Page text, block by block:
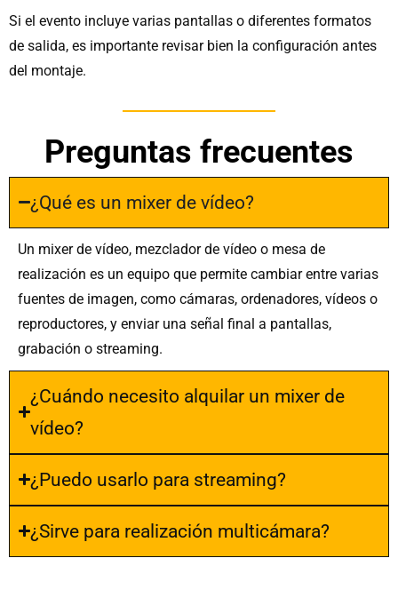
Si el evento incluye varias pantallas o diferentes formatos
de salida, es importante revisar bien la configuración antes
del montaje.
Preguntas frecuentes
¿Qué es un mixer de vídeo?
Un mixer de vídeo, mezclador de vídeo o mesa de
realización es un equipo que permite cambiar entre varias
fuentes de imagen, como cámaras, ordenadores, vídeos o
reproductores, y enviar una señal final a pantallas,
grabación o streaming.
¿Cuándo necesito alquilar un mixer de
vídeo?
¿Puedo usarlo para streaming?
¿Sirve para realización multicámara?